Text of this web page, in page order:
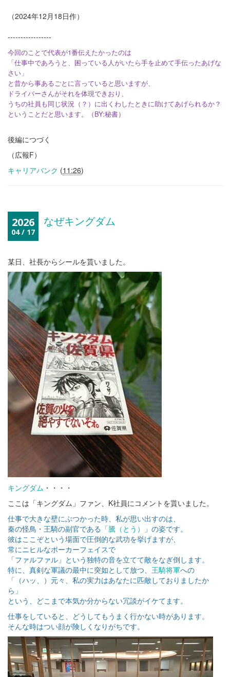
（2024年12月18日作）
-----------------
今回のことで代表が1番伝えたかったのは
「仕事中であろうと、困っている人がいたら手を止めて手伝ったあげな
さい」
と昔から事あるごとに言っていると思いますが、
ドライバーさんがそれを体現できおり、
うちの社員も同じ状況（？）に出くわしたときに助けてあげられるか？
ということだと思います。（BY:秘書）
後編につづく
（広報F）
キャリアバンク (11:26)
2026
04 / 17
なぜキングダム
某日、社長からシールを貰いました。
キングダム ・・・・
ここは「キングダム」ファン、K社員にコメントを貰いました。
仕事で大きな壁にぶつかった時、私が思い出すのは、
秦の怪鳥・王騎の副官である「騰（とう）
」の姿です。
彼はここぞという場面で圧倒的な武功を挙げますが、
常にニヒルなポーカーフェイスで
「ファルファル」という独特の音を立てて敵をなぎ倒します。
特に、真剣な軍議の最中に突如として放つ、 王騎将軍への
「（ハッ、）元々、私の実力はあなたに匹敵しておりましたか
ら」
という、どこまで本気か分からない冗談がイケてます。
仕事をしていると、どうしてもうまく行かない時があります。
そんな時はつい顔が険しくなりがちです。